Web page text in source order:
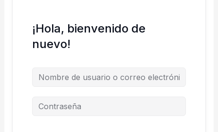
¡Hola, bienvenido de
nuevo!